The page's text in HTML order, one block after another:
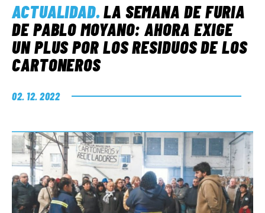
ACTUALIDAD.LA SEMANA DE FURIA
DE PABLO MOYANO: AHORA EXIGE
UN PLUS POR LOS RESIDUOS DE LOS
CARTONEROS
02. 12. 2022